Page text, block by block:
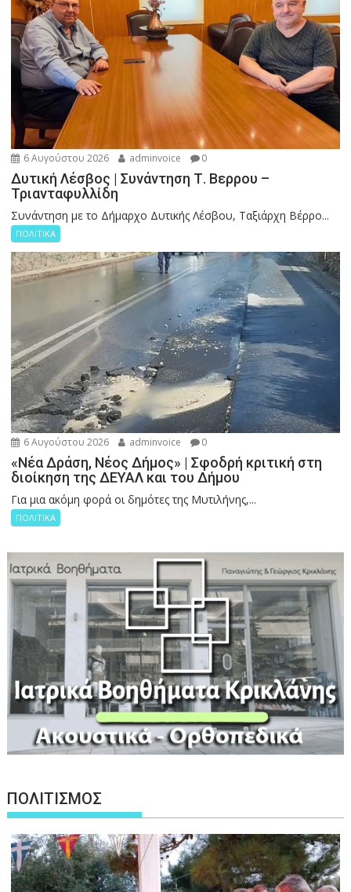
6 Αυγούστου 2026 adminvoice 0
Δυτική Λέσβος | Συνάντηση Τ. Βερρου –
Τριανταφυλλίδη
Συνάντηση με το Δήμαρχο Δυτικής Λέσβου, Ταξιάρχη Βέρρο...
ΠΟΛΙΤΙΚΑ
6 Αυγούστου 2026 adminvoice 0
«Νέα Δράση, Νέος Δήμος» | Σφοδρή κριτική στη
διοίκηση της ΔΕΥΑΛ και του Δήμου
Για μια ακόμη φορά οι δημότες της Μυτιλήνης,...
ΠΟΛΙΤΙΚΑ
ΠΟΛΙΤΙΣΜΟΣ